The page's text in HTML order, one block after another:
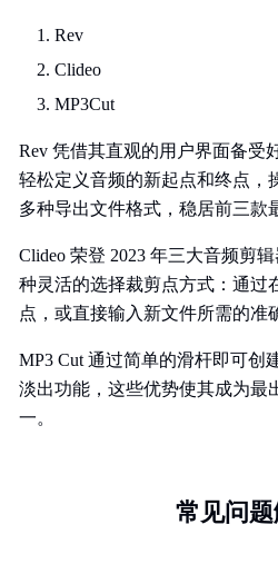
Rev
Clideo
MP3Cut
Rev 凭借其直观的用户界面备受
轻松定义音频的新起点和终点，
多种导出文件格式，稳居前三款
Clideo 荣登 2023 年三大音频剪
种灵活的选择裁剪点方式：通过
点，或直接输入新文件所需的准
MP3 Cut 通过简单的滑杆即可创
淡出功能，这些优势使其成为最
一。
常见问